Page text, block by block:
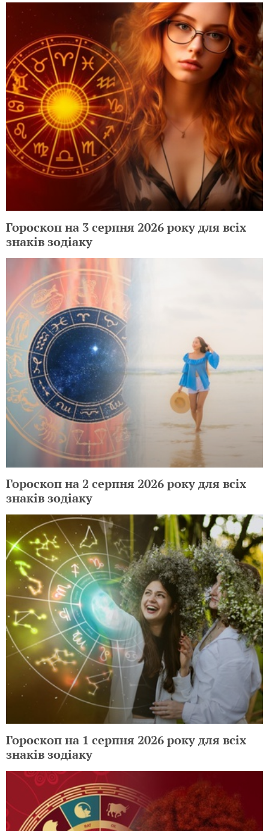
Гороскоп на 3 серпня 2026 року для всіх
знаків зодіаку
Гороскоп на 2 серпня 2026 року для всіх
знаків зодіаку
Гороскоп на 1 серпня 2026 року для всіх
знаків зодіаку